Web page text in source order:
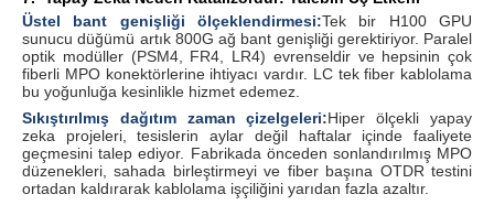
Üstel bant genişliği ölçeklendirmesi:Tek bir H100 GPU
sunucu düğümü artık 800G ağ bant genişliği gerektiriyor. Paralel
optik modüller (PSM4, FR4, LR4) evrenseldir ve hepsinin çok
fiberli MPO konektörlerine ihtiyacı vardır. LC tek fiber kablolama
bu yoğunluğa kesinlikle hizmet edemez.
Sıkıştırılmış dağıtım zaman çizelgeleri:Hiper ölçekli yapay
zeka projeleri, tesislerin aylar değil haftalar içinde faaliyete
geçmesini talep ediyor. Fabrikada önceden sonlandırılmış MPO
düzenekleri, sahada birleştirmeyi ve fiber başına OTDR testini
ortadan kaldırarak kablolama işçiliğini yarıdan fazla azaltır.